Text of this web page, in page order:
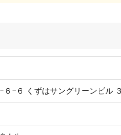
−６ くずはサングリーンビル